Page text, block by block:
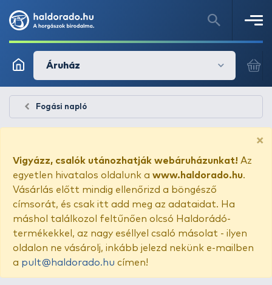
Áruház
Fogási napló
×
Vigyázz, csalók utánozhatják webáruházunkat! Az
egyetlen hivatalos oldalunk a www.haldorado.hu.
Vásárlás előtt mindig ellenőrizd a böngésző
címsorát, és csak itt add meg az adataidat. Ha
máshol találkozol feltűnően olcsó Haldorádó-
termékekkel, az nagy eséllyel csaló másolat - ilyen
oldalon ne vásárolj, inkább jelezd nekünk e-mailben
a pult@haldorado.hu címen!